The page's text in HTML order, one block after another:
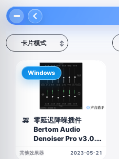
卡片模式 ↕
🚕
零延迟降噪插件
Bertom Audio
Denoiser Pro v3.0.3
其他效果器 2023-05-21
Windows